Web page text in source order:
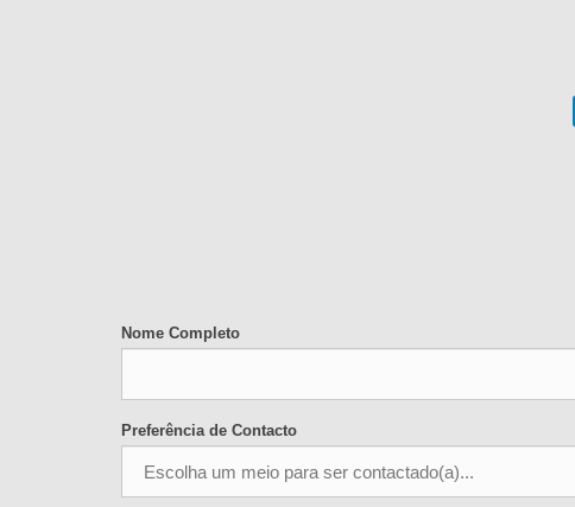
Nome Completo
Preferência de Contacto